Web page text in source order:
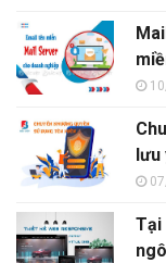
lưu
Tại